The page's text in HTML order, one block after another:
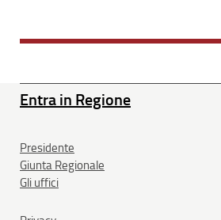
Entra in Regione
Presidente
Giunta Regionale
Gli uffici